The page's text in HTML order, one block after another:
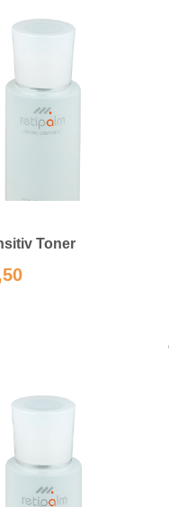
Toner